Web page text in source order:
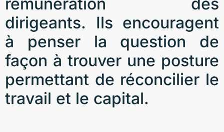
dirigeants. Ils encouragent
à penser la question de
façon à trouver une posture
permettant de réconcilier le
travail et le capital.